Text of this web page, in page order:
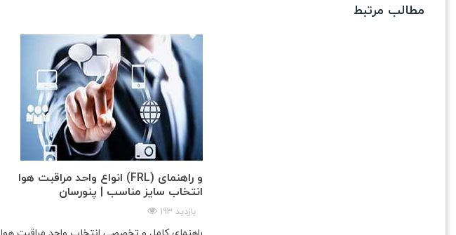
مطالب مرتبط
انواع واحد مراقبت هوا (FRL) و راهنمای
انتخاب سایز مناسب | پنو‌رسان
193 بازدید